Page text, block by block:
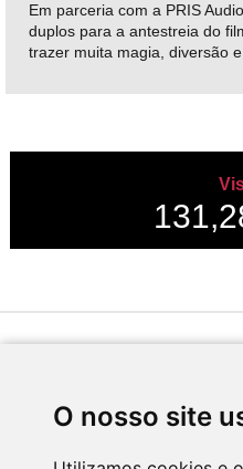
O nosso site
Em parceria com a PRIS
duplos para a antestreia do
trazer muita magia, diversão